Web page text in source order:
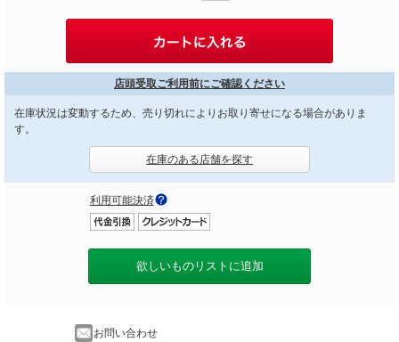
店頭受取ご利用前にご確認ください
在庫状況は変動するため、売り切れによりお取り寄せになる場合がありま
す。
在庫のある店舗を探す
利用可能決済
欲しいものリストに追加
お問い合わせ